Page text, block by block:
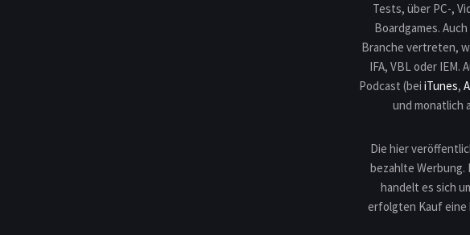
Tests, über PC-,
Boardgames.
Branche vertreten,
IFA, VBL oder IEM.
Podcast (bei iTunes,
und monatlich
Die hier
bezahlte Werbung.
handelt es sich
erfolgten Kauf eine